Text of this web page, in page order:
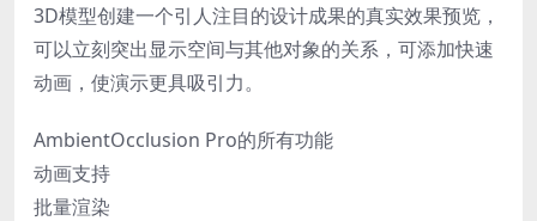
3D模型创建一个引人注目的设计成果的真实效果预览，
可以立刻突出显示空间与其他对象的关系，可添加快速
动画，使演示更具吸引力。
AmbientOcclusion Pro的所有功能
动画支持
批量渲染